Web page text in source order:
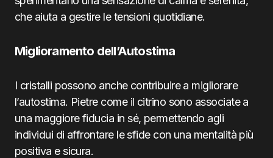
che aiuta a gestire le tensioni quotidiane.
Miglioramento dell’Autostima
I cristalli possono anche contribuire a migliorare
l’autostima. Pietre come il citrino sono associate a
una maggiore fiducia in sé, permettendo agli
individui di affrontare le sfide con una mentalità più
positiva e sicura.